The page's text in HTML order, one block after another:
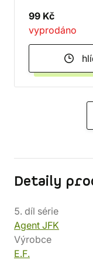
99 Kč
vyprodáno
Detaily
5. díl série
Agent JFK
Výrobce
E.F.